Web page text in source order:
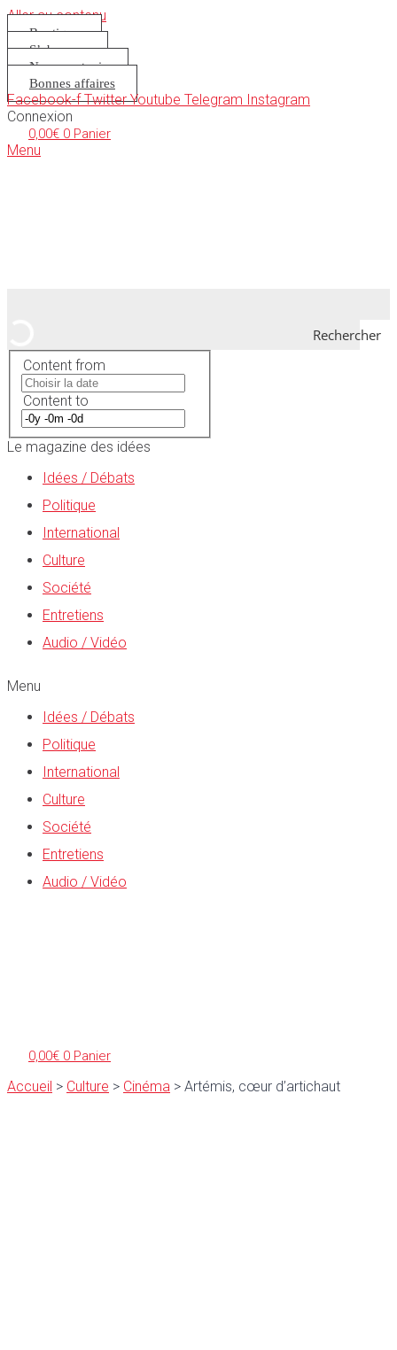
Aller au contenu
Boutique
S’abonner
Nous soutenir
Bonnes affaires
Facebook-f Twitter Youtube Telegram Instagram
Connexion
0,00€ 0 Panier
Menu
Rechercher
Content from
Content to
Le magazine des idées
Idées / Débats
Politique
International
Culture
Société
Entretiens
Audio / Vidéo
Menu
Idées / Débats
Politique
International
Culture
Société
Entretiens
Audio / Vidéo
0,00€ 0 Panier
Accueil > Culture > Cinéma > Artémis, cœur d’artichaut